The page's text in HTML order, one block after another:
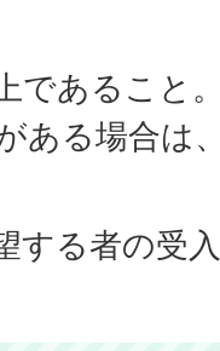
であること
ある場合は
する者の受